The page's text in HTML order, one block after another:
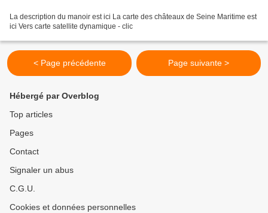
La description du manoir est ici La carte des châteaux de Seine Maritime est
ici Vers carte satellite dynamique - clic
< Page précédente Page suivante >
Hébergé par Overblog
Top articles
Pages
Contact
Signaler un abus
C.G.U.
Cookies et données personnelles